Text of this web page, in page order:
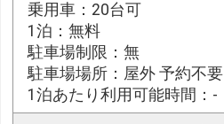
乗用車：20台可
1泊：無料
駐車場制限：無
駐車場場所：屋外 予約不要
1泊あたり利用可能時間：-